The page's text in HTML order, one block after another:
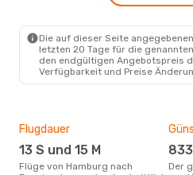
Die auf dieser Seite
letzten 20 Tage für die
den endgültigen Angebotspreis
Verfügbarkeit und Preise
Flugdauer
13 S und 15 M
Flüge von Hamburg nach
Der günstigste einfache Flug